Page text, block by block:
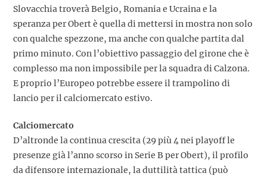
Slovacchia troverà Belgio, Romania e Ucraina e la
speranza per Obert è quella di mettersi in mostra non solo
con qualche spezzone, ma anche con qualche partita dal
primo minuto. Con l’obiettivo passaggio del girone che è
complesso ma non impossibile per la squadra di Calzona.
E proprio l’Europeo potrebbe essere il trampolino di
lancio per il calciomercato estivo.
Calciomercato
D’altronde la continua crescita (29 più 4 nei playoff le
presenze già l’anno scorso in Serie B per Obert), il profilo
da difensore internazionale, la duttilità tattica (può